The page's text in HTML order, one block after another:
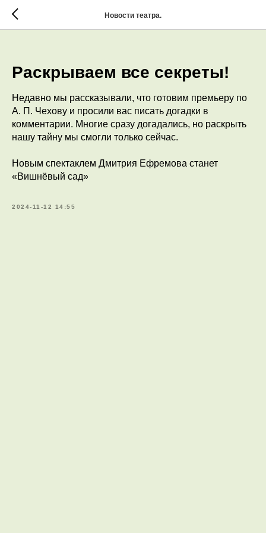
Новости театра.
Раскрываем все секреты!
Недавно мы рассказывали, что готовим премьеру по
А. П. Чехову и просили вас писать догадки в
комментарии. Многие сразу догадались, но раскрыть
нашу тайну мы смогли только сейчас.
Новым спектаклем Дмитрия Ефремова станет
«Вишнёвый сад»
2024-11-12 14:55